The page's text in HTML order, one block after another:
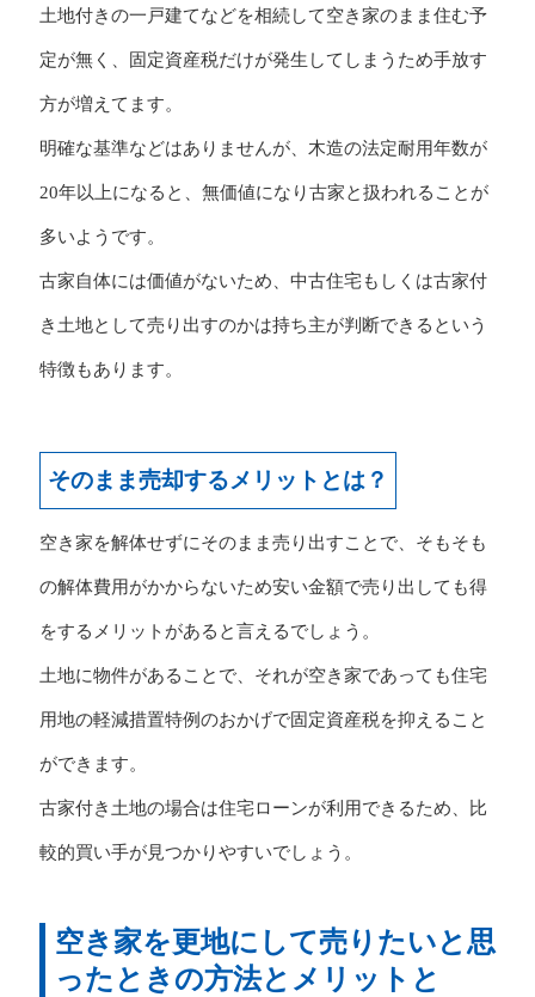
土地付きの一戸建てなどを相続して空き家のまま住む予
定が無く、固定資産税だけが発生してしまうため手放す
方が増えてます。
明確な基準などはありませんが、木造の法定耐用年数が
20年以上になると、無価値になり古家と扱われることが
多いようです。
古家自体には価値がないため、中古住宅もしくは古家付
き土地として売り出すのかは持ち主が判断できるという
特徴もあります。
そのまま売却するメリットとは？
空き家を解体せずにそのまま売り出すことで、そもそも
の解体費用がかからないため安い金額で売り出しても得
をするメリットがあると言えるでしょう。
土地に物件があることで、それが空き家であっても住宅
用地の軽減措置特例のおかげで固定資産税を抑えること
ができます。
古家付き土地の場合は住宅ローンが利用できるため、比
較的買い手が見つかりやすいでしょう。
空き家を更地にして売りたいと思
ったときの方法とメリットと